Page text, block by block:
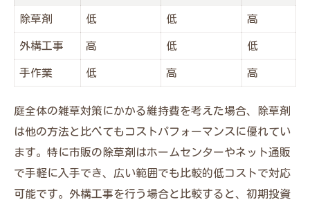
除草剤 低 低 高
外構工事 高 低 低
手作業 低 高 高
庭全体の雑草対策にかかる維持費を考えた場合、除草剤
は他の方法と比べてもコストパフォーマンスに優れてい
ます。特に市販の除草剤はホームセンターやネット通販
で手軽に入手でき、広い範囲でも比較的低コストで対応
可能です。外構工事を行う場合と比較すると、初期投資